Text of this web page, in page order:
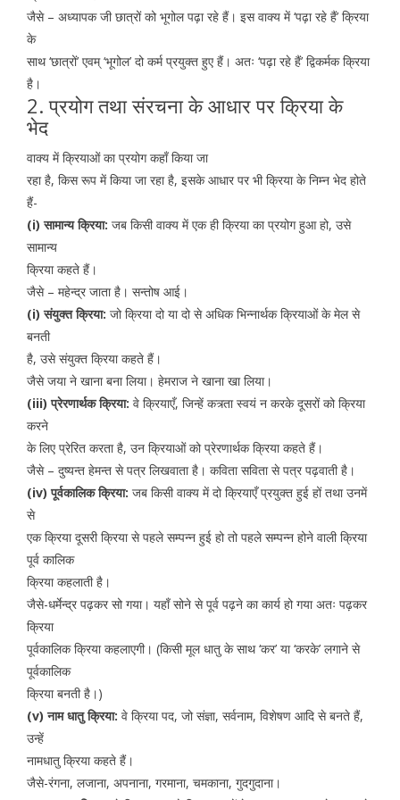
जैसे – अध्यापक जी छात्रों को भूगोल पढ़ा रहे हैं। इस वाक्य में ‘पढ़ा रहे हैं’ क्रिया
के
साथ ‘छात्रों’ एवम् ‘भूगोल’ दो कर्म प्रयुक्त हुए हैं। अतः ‘पढ़ा रहे हैं’ द्विकर्मक क्रिया
है।
2. प्रयोग तथा संरचना के आधार पर क्रिया के
भेद
वाक्य में क्रियाओं का प्रयोग कहाँ किया जा
रहा है, किस रूप में किया जा रहा है, इसके आधार पर भी क्रिया के निम्न भेद होते
हैं-
(i) सामान्य क्रिया: जब किसी वाक्य में एक ही क्रिया का प्रयोग हुआ हो, उसे
सामान्य
क्रिया कहते हैं।
जैसे – महेन्द्र जाता है। सन्तोष आई।
(i) संयुक्त क्रिया: जो क्रिया दो या दो से अधिक भिन्नार्थक क्रियाओं के मेल से
बनती
है, उसे संयुक्त क्रिया कहते हैं।
जैसे जया ने खाना बना लिया। हेमराज ने खाना खा लिया।
(iii) प्रेरणार्थक क्रिया: वे क्रियाएँ, जिन्हें कत्र्ता स्वयं न करके दूसरों को क्रिया
करने
के लिए प्रेरित करता है, उन क्रियाओं को प्रेरणार्थक क्रिया कहते हैं।
जैसे – दुष्यन्त हेमन्त से पत्र लिखवाता है। कविता सविता से पत्र पढ़वाती है।
(iv) पूर्वकालिक क्रिया: जब किसी वाक्य में दो क्रियाएँ प्रयुक्त हुई हों तथा उनमें
से
एक क्रिया दूसरी क्रिया से पहले सम्पन्न हुई हो तो पहले सम्पन्न होने वाली क्रिया
पूर्व कालिक
क्रिया कहलाती है।
जैसे-धर्मेन्द्र पढ़कर सो गया। यहाँ सोने से पूर्व पढ़ने का कार्य हो गया अतः पढ़कर
क्रिया
पूर्वकालिक क्रिया कहलाएगी। (किसी मूल धातु के साथ ‘कर’ या ‘करके’ लगाने से
पूर्वकालिक
क्रिया बनती है।)
(v) नाम धातु क्रिया: वे क्रिया पद, जो संज्ञा, सर्वनाम, विशेषण आदि से बनते हैं,
उन्हें
नामधातु क्रिया कहते हैं।
जैसे-रंगना, लजाना, अपनाना, गरमाना, चमकाना, गुदगुदाना।